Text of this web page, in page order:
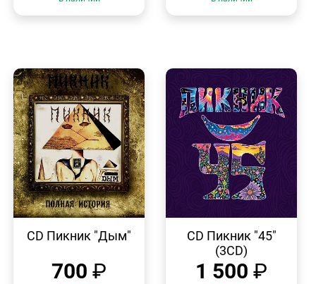
ПРОСМОТР
CD Пикник "Дым"
700 ₽
ПРОСМОТР
CD Пикник "45"
(3CD)
1 500 ₽